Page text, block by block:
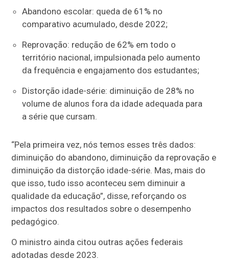
Abandono escolar: queda de 61% no
comparativo acumulado, desde 2022;
Reprovação: redução de 62% em todo o
território nacional, impulsionada pelo aumento
da frequência e engajamento dos estudantes;
Distorção idade-série: diminuição de 28% no
volume de alunos fora da idade adequada para
a série que cursam.
“Pela primeira vez, nós temos esses três dados:
diminuição do abandono, diminuição da reprovação e
diminuição da distorção idade-série. Mas, mais do
que isso, tudo isso aconteceu sem diminuir a
qualidade da educação”, disse, reforçando os
impactos dos resultados sobre o desempenho
pedagógico.
O ministro ainda citou outras ações federais
adotadas desde 2023.